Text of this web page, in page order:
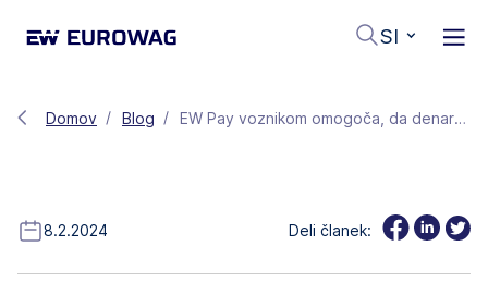
SI
Domov Blog EW Pay voznikom omogoča, da denarnice pustijo doma
8.2.2024 Deli članek: